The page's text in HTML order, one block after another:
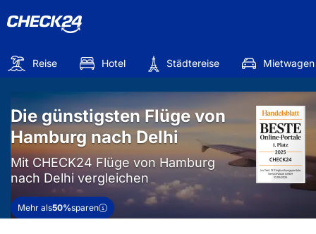
Reise Hotel Städtereise Mietwagen
Die günstigsten Flüge von
Hamburg nach Delhi
Mit CHECK24 Flüge von Hamburg
nach Delhi vergleichen
Mehr als50%sparen